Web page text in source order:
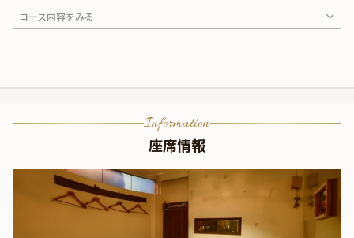
コース内容をみる
Information
座席情報